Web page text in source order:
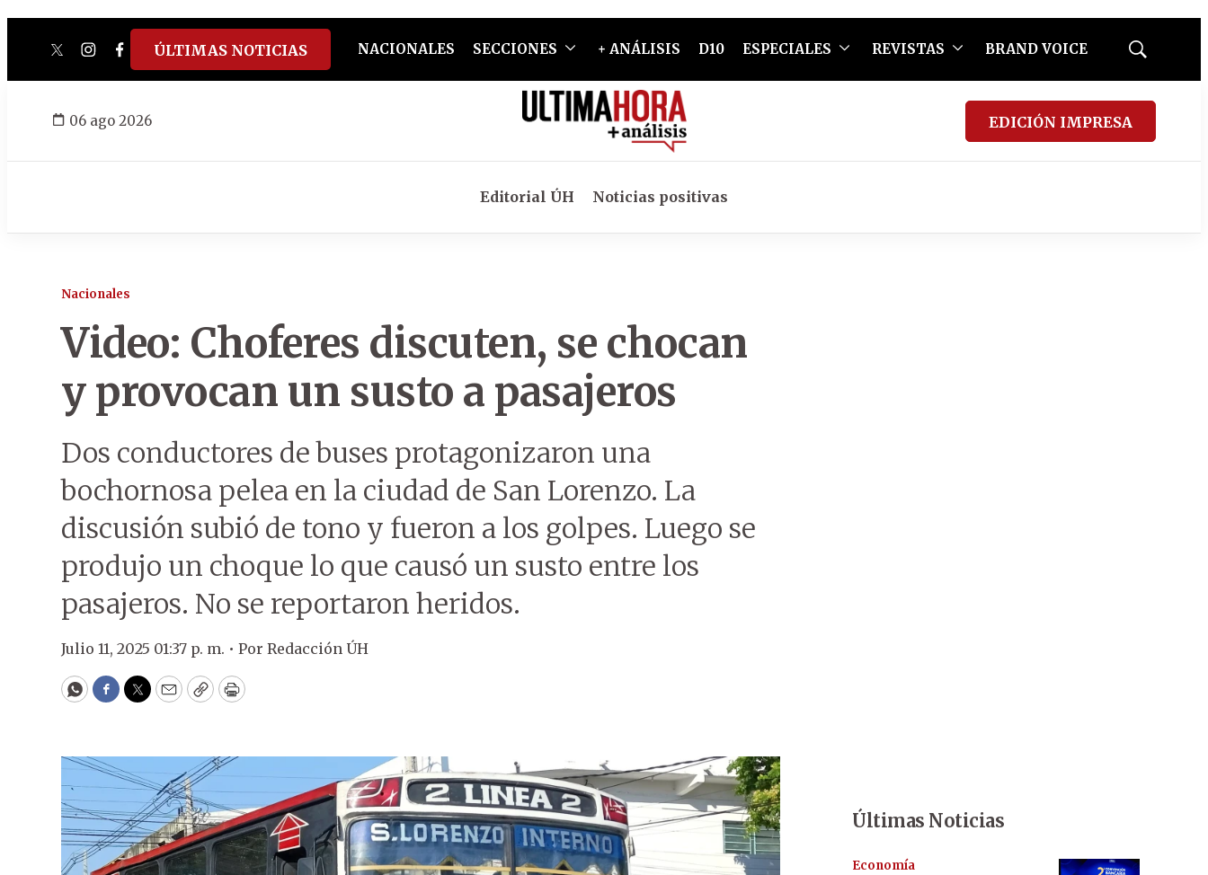
twitterinstagram
facebook
tiktokyoutube
spotify
ÚLTIMAS NOTICIAS NACIONALES SECCIONES + ANÁLISIS D10 ESPECIALES REVISTAS BRAND VOICE
Mostrar
06 ago 2026 EDICIÓN IMPRESA
Editorial ÚH Noticias positivas
Nacionales
Video: Choferes discuten, se chocan
y provocan un susto a pasajeros
Dos conductores de buses protagonizaron una
bochornosa pelea en la ciudad de San Lorenzo. La
discusión subió de tono y fueron a los golpes. Luego se
produjo un choque lo que causó un susto entre los
pasajeros. No se reportaron heridos.
Julio 11, 2025 01:37 p. m. • Por Redacción ÚH
WhatsApp
Facebook
Twitter
EmailCopyPrint
Últimas Noticias
Economía